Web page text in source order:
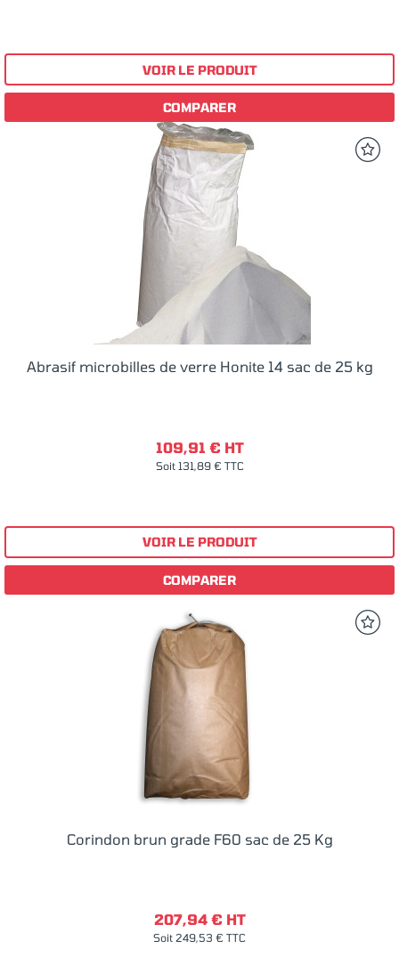
VOIR LE PRODUIT
COMPARER
Abrasif microbilles de verre Honite 14 sac de 25 kg
109,91 € HT
Soit 131,89 € TTC
VOIR LE PRODUIT
COMPARER
Corindon brun grade F60 sac de 25 Kg
207,94 € HT
Soit 249,53 € TTC